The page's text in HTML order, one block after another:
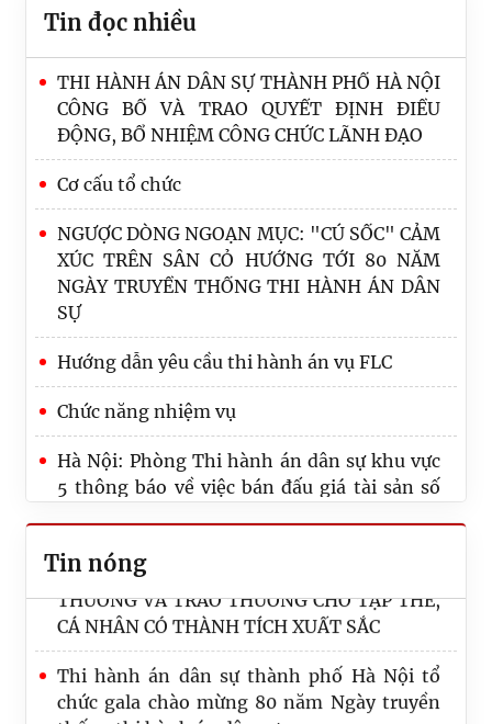
Tin đọc nhiều
THI HÀNH ÁN DÂN SỰ THÀNH PHỐ HÀ NỘI
CÔNG BỐ VÀ TRAO QUYẾT ĐỊNH ĐIỀU
ĐỘNG, BỔ NHIỆM CÔNG CHỨC LÃNH ĐẠO
Cơ cấu tổ chức
NGƯỢC DÒNG NGOẠN MỤC: "CÚ SỐC" CẢM
XÚC TRÊN SÂN CỎ HƯỚNG TỚI 80 NĂM
NGÀY TRUYỀN THỐNG THI HÀNH ÁN DÂN
SỰ
Hướng dẫn yêu cầu thi hành án vụ FLC
Chức năng nhiệm vụ
Hà Nội: Phòng Thi hành án dân sự khu vực
5 thông báo về việc bán đấu giá tài sản số
Tin nóng
Hà Nội: Tháo gỡ vướng mắc, nâng cao hiệu
quả thi hành án dân sự
THI HÀNH ÁN DÂN SỰ THÀNH PHỐ HÀ NỘI
TỔ CHỨC CÔNG BỐ CÁC QUYẾT ĐỊNH KHEN
THƯỞNG VÀ TRAO THƯỞNG CHO TẬP THỂ,
CÁ NHÂN CÓ THÀNH TÍCH XUẤT SẮC
Thi hành án dân sự thành phố Hà Nội tổ
chức gala chào mừng 80 năm Ngày truyền
thống thi hành án dân sự